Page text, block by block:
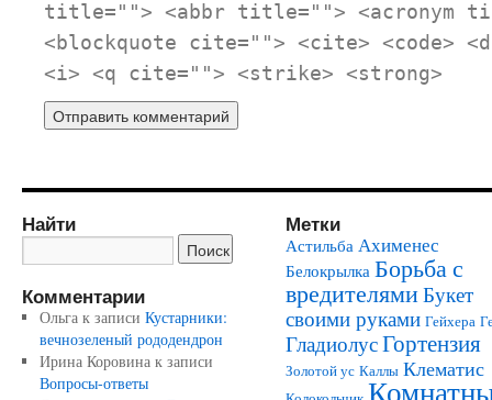
title=""> <abbr title=""> <acronym
<blockquote cite=""> <cite> <code>
<i> <q cite=""> <strike> <strong>
Найти
Комментарии
Ольгак записи Кустарники:
вечнозеленый рододендрон
Ирина Коровинак записи
Вопросы-ответы
Метки
Астильба Ахименес
Белокрылка Борьба с
вредителямиБукет
своими руками Гейхера
ГладиолусГортензия
Золотой ус Каллы Клематис